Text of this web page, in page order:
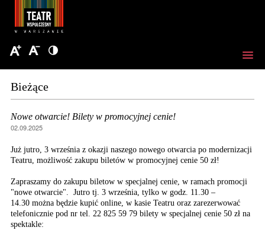
Bieżące
Nowe otwarcie! Bilety w promocyjnej cenie!
02.09.2025
Już jutro, 3 września z okazji naszego nowego otwarcia po modernizacji
Teatru, możliwość zakupu biletów w promocyjnej cenie 50 zł!
Zapraszamy do zakupu biletow w specjalnej cenie, w ramach promocji
"nowe otwarcie". Jutro tj. 3 września, tylko w godz. 11.30 –
14.30 można będzie kupić online, w kasie Teatru oraz zarezerwować
telefonicznie pod nr tel. 22 825 59 79 bilety w specjalnej cenie 50 zł na
spektakle: